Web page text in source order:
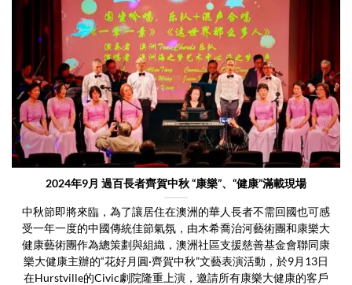
2024年9月 過百長者齊賀中秋 “康樂”、“健康”滿載現場
中秋節即將來臨，為了讓居住在澳洲的華人長者不需回國也可感
受一年一度的中國傳統佳節氣氛，由木希喬治河藝術團和康樂大
健康藝術團作為總策劃與組織，澳洲社區支援慈善基金會聯同康
樂大健康主辦的“花好月圓·齊賀中秋”文藝表演活動，於9月13日
在Hurstville的Civic劇院隆重上演，邀請所有康樂大健康的客戶